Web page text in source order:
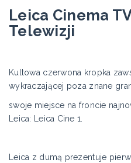
Leica Cinema
Telewizji
Kultowa czerwona kropka
wykraczającej poza znane
swoje miejsce na froncie
Leica: Leica Cine 1.
Leica z dumą prezentuje